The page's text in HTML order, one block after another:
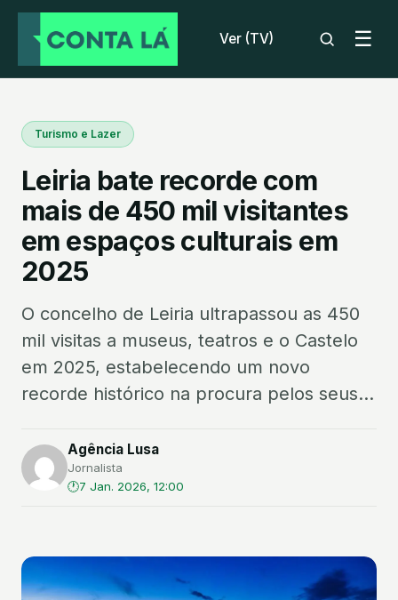
Ver (TV) ☰
Turismo e Lazer
Leiria bate recorde com
mais de 450 mil visitantes
em espaços culturais em
2025
O concelho de Leiria ultrapassou as 450
mil visitas a museus, teatros e o Castelo
em 2025, estabelecendo um novo
recorde histórico na procura pelos seus...
Agência Lusa
Jornalista
7 Jan. 2026, 12:00